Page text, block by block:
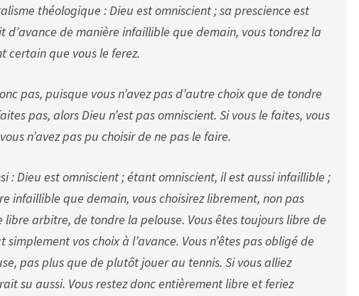
théologique : Dieu est omniscient ; sa prescience est
dʼavance de manière infaillible que demain, vous tondrez la
certain que vous le ferez.
pas, puisque vous nʼavez pas dʼautre choix que de tondre
pas, alors Dieu nʼest pas omniscient. Si vous le faites, vous
nʼavez pas pu choisir de ne pas le faire.
: Dieu est omniscient ; étant omniscient, il est aussi infaillible ;
infaillible que demain, vous choisirez librement, non pas
arbitre, de tondre la pelouse. Vous êtes toujours libre de
vos choix à lʼavance. Vous nʼêtes pas obligé de
pas plus que de plutôt jouer au tennis. Si vous alliez
su aussi. Vous restez donc entièrement libre et feriez